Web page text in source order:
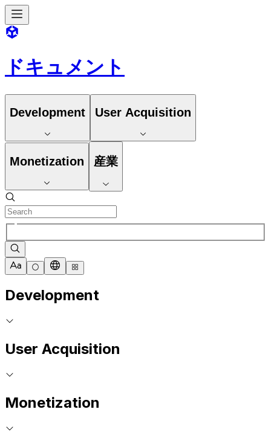
ドキュメント
Development User Acquisition
Monetization 産業
Development
User Acquisition
Monetization